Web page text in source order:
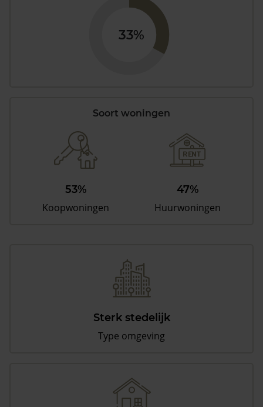
33%
Soort woningen
53%
Koopwoningen
47%
Huurwoningen
Sterk stedelijk
Type omgeving